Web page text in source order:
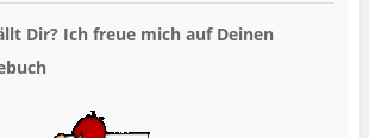
Dir? Ich freue mich auf Deinen